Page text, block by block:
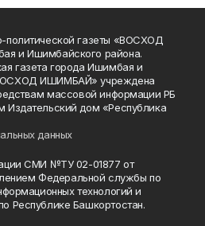
газеты «ВОСХОД
и Ишимбайского района.
газета города Ишимбая и
ИШИМБАЙ» учреждена
массовой информации РБ
Издательский дом «Республика
данных
СМИ №ТУ 02-01877 от
Федеральной службы по
технологий и
Республике Башкортостан.